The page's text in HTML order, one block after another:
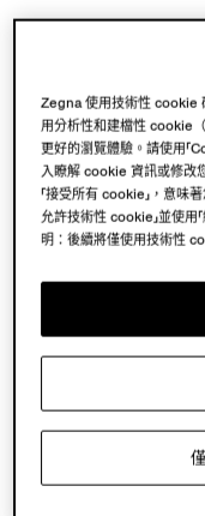
Zegna 使用技術性 cookie
用分析性和建檔性 cookie
更好的瀏覽體驗。請使用「
入瞭解 cookie 資訊或修改
「接受所有 cookie」，意味
允許技術性 cookie」並使用
明：後續將僅使用技術性